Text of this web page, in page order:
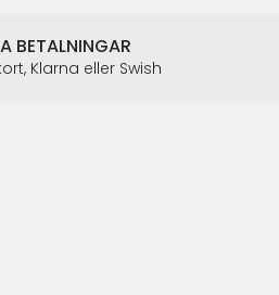
BETALNINGAR
Klarna eller Swish